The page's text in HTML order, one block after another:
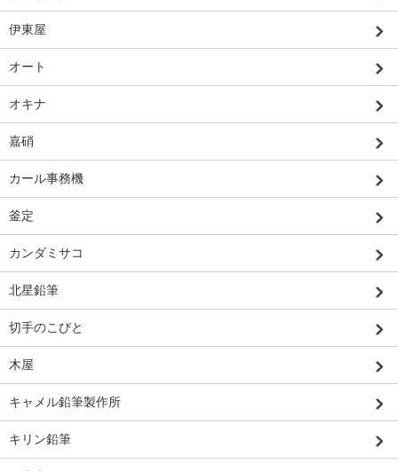
伊東屋
オート
オキナ
嘉硝
カール事務機
釜定
カンダミサコ
北星鉛筆
切手のこびと
木屋
キャメル鉛筆製作所
キリン鉛筆